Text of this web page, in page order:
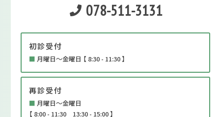
078-511-3131
初診受付
■ 月曜日～金曜日 【 8:30 - 11:30 】
再診受付
■ 月曜日～金曜日
【 8:00 - 11:30 13:30 - 15:00 】